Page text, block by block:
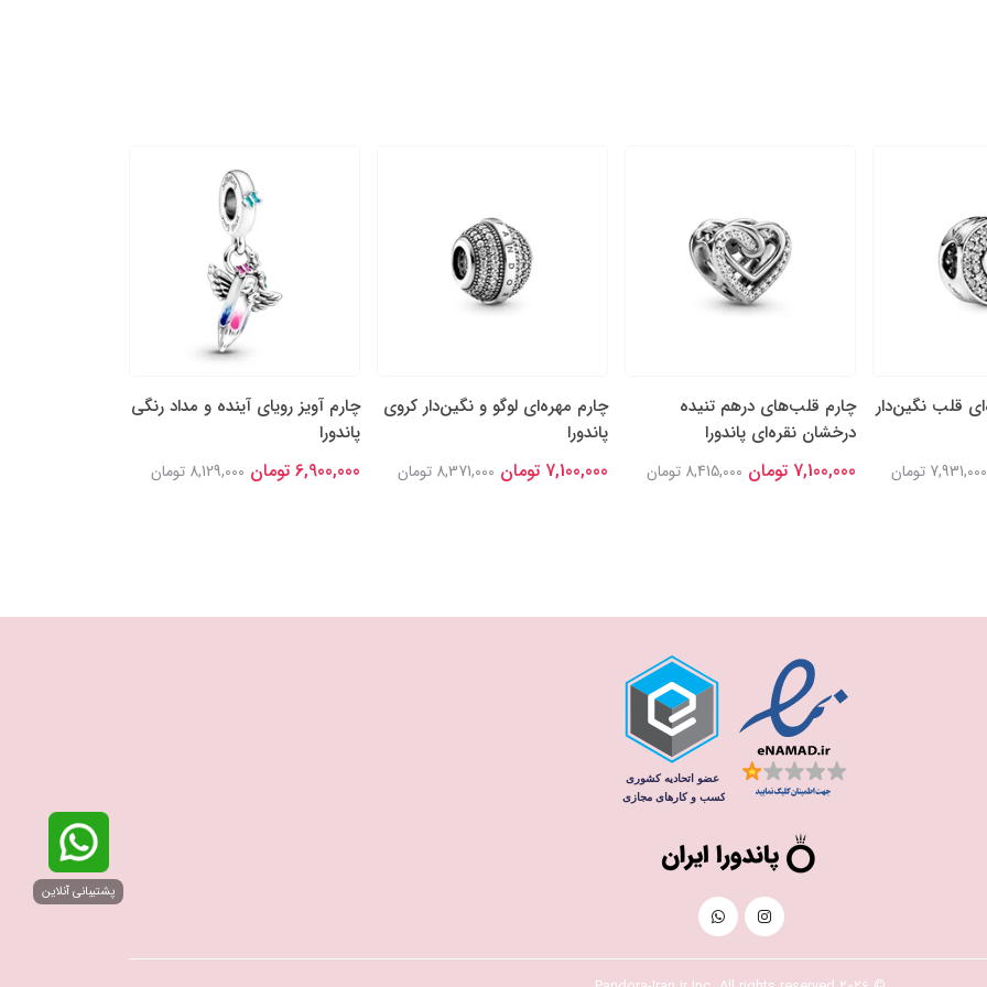
قلب نگین‌دار
7,931,000 تومان
چارم قلب‌های درهم تنیده
درخشان نقره‌ای پاندورا
7,100,000 تومان 8,415,000 تومان
چارم مهره‌ای لوگو و نگین‌دار کروی
پاندورا
7,100,000 تومان 8,371,000 تومان
چارم آویز رویای آینده‌ و مداد رنگی
پاندورا
6,900,000 تومان 8,129,000 تومان
پشتیبانی آنلاین